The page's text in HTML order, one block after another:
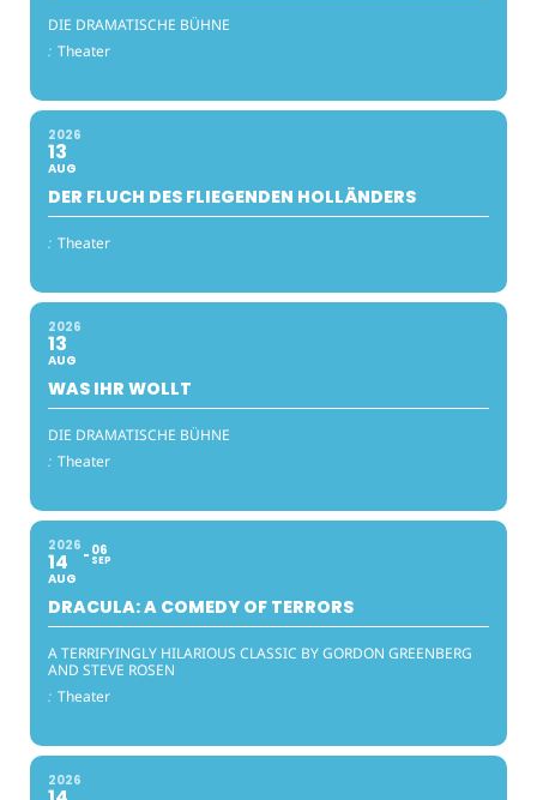
DIE DRAMATISCHE BÜHNE
: Theater
2026
13
AUG
DER FLUCH DES FLIEGENDEN HOLLÄNDERS
: Theater
2026
13
AUG
WAS IHR WOLLT
DIE DRAMATISCHE BÜHNE
: Theater
2026
14
AUG
06
SEP
DRACULA: A COMEDY OF TERRORS
A TERRIFYINGLY HILARIOUS CLASSIC BY GORDON GREENBERG
AND STEVE ROSEN
: Theater
2026